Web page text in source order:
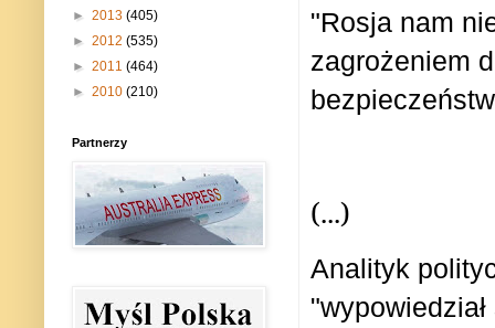
"Rosja nam
zagrożeniem
(...)
Analityk
► 2013 (405)
► 2012 (535)
► 2011 (464)
► 2010 (210)
Partnerzy